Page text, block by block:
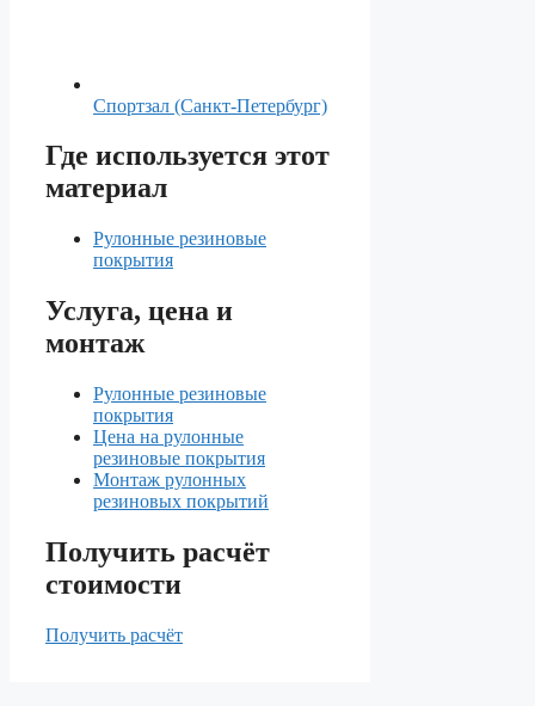
Спортзал (Санкт-Петербург)
Где используется этот
материал
Рулонные резиновые
покрытия
Услуга, цена и
монтаж
Рулонные резиновые
покрытия
Цена на рулонные
резиновые покрытия
Монтаж рулонных
резиновых покрытий
Получить расчёт
стоимости
Получить расчёт